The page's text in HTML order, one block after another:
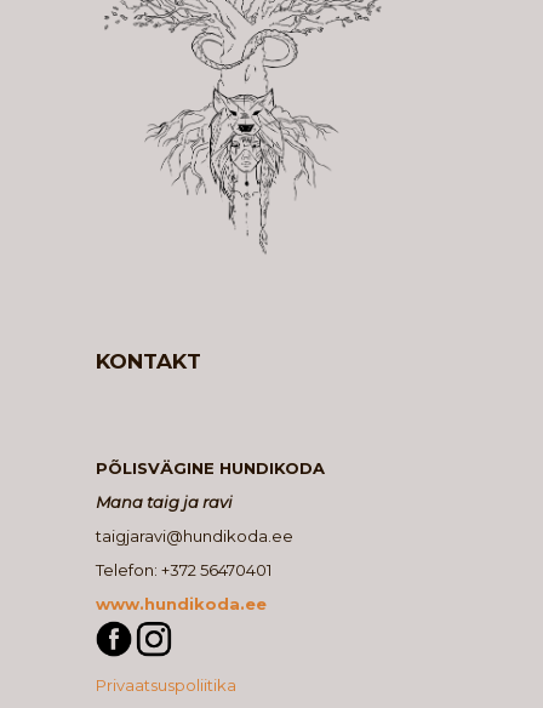
KONTAKT
PÕLISVÄGINE HUNDIKODA
Mana taig ja ravi
taigjaravi@hundikoda.ee
Telefon: +372 56470401
www.hundikoda.ee
Privaatsuspoliitika